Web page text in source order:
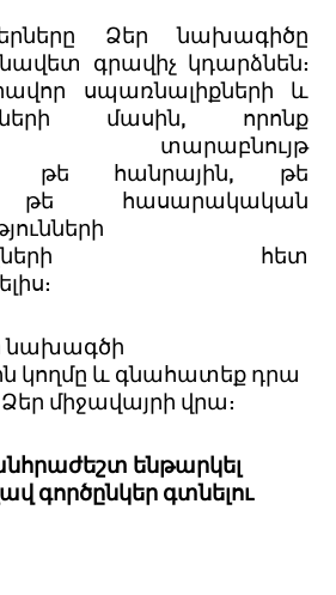
Ձեր նախագիծը
գրավիչ կդարձնեն:
սպառնալիքների և
մասին, որոնք
տարաբնույթ
թե հանրային, թե
թե հասարակական
հետ
նախագծի
կողմը և գնահատեք դրա
Ձեր միջավայրի վրա:
ենթարկել
գործընկեր գտնելու